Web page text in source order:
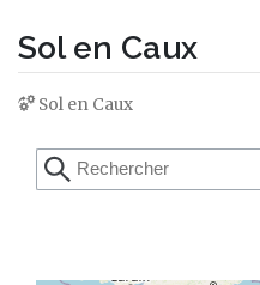
Sol en Caux
Aller à :navigation
Sol en Caux